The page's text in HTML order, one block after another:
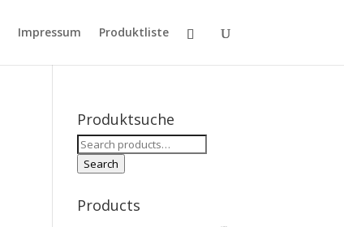
Impressum Produktliste
Produktsuche
Search
for:
Search
Products